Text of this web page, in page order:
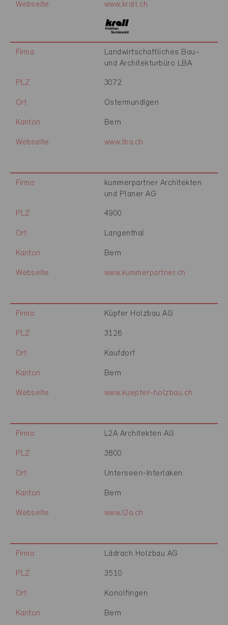
Webseite www.krall.ch
Firma
Landwirtschaftliches Bau-
und Architekturbüro LBA
PLZ 3072
Ort Ostermundigen
Kanton Bern
Webseite www.lba.ch
Firma
kummerpartner Architekten
und Planer AG
PLZ 4900
Ort Langenthal
Kanton Bern
Webseite www.kummerpartner.ch
Firma Küpfer Holzbau AG
PLZ 3126
Ort Kaufdorf
Kanton Bern
Webseite www.kuepfer-holzbau.ch
Firma L2A Architekten AG
PLZ 3800
Ort Unterseen-Interlaken
Kanton Bern
Webseite www.l2a.ch
Firma Lädrach Holzbau AG
PLZ 3510
Ort Konolfingen
Kanton Bern